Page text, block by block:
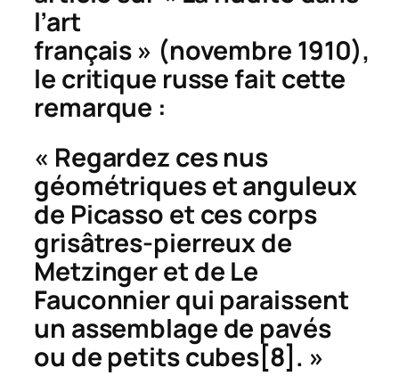
l’art
français » (novembre 1910),
le critique russe fait cette
remarque :
« Regardez ces nus
géométriques et anguleux
de Picasso et ces corps
grisâtres-pierreux de
Metzinger et de Le
Fauconnier qui paraissent
un assemblage de pavés
ou de petits cubes[8]. »